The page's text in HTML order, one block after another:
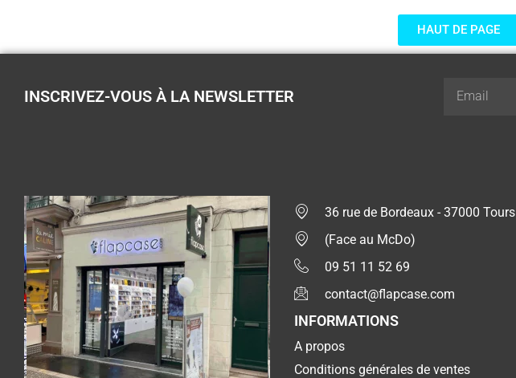
HAUT DE PAGE
INSCRIVEZ-VOUS À LA NEWSLETTER
36 rue de Bordeaux - 37000 Tours
(Face au McDo)
09 51 11 52 69
contact@flapcase.com
INFORMATIONS
A propos
Conditions générales de ventes